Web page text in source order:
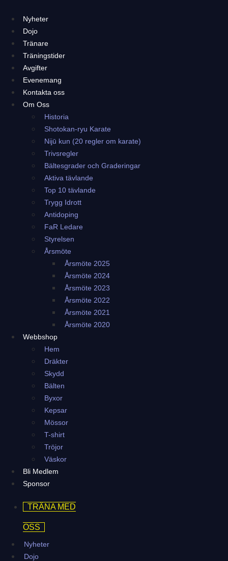
innehåll
Nyheter
Dojo
Tränare
Träningstider
Avgifter
Evenemang
Kontakta oss
Om Oss
Historia
Shotokan-ryu Karate
Nijū kun (20 regler om karate)
Trivsregler
Bältesgrader och Graderingar
Aktiva tävlande
Top 10 tävlande
Trygg Idrott
Antidoping
FaR Ledare
Styrelsen
Årsmöte
Årsmöte 2025
Årsmöte 2024
Årsmöte 2023
Årsmöte 2022
Årsmöte 2021
Årsmöte 2020
Webbshop
Hem
Dräkter
Skydd
Bälten
Byxor
Kepsar
Mössor
T-shirt
Tröjor
Väskor
Bli Medlem
Sponsor
TRÄNA MED
OSS
Nyheter
Dojo